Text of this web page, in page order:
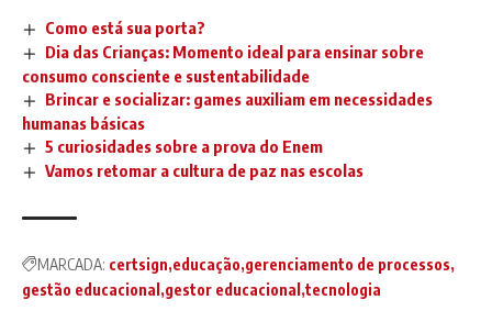
Como está sua porta?
Dia das Crianças: Momento ideal para ensinar sobre
consumo consciente e sustentabilidade
Brincar e socializar: games auxiliam em necessidades
humanas básicas
5 curiosidades sobre a prova do Enem
Vamos retomar a cultura de paz nas escolas
MARCADA: certsign educação gerenciamento de processos
gestão educacional gestor educacional tecnologia